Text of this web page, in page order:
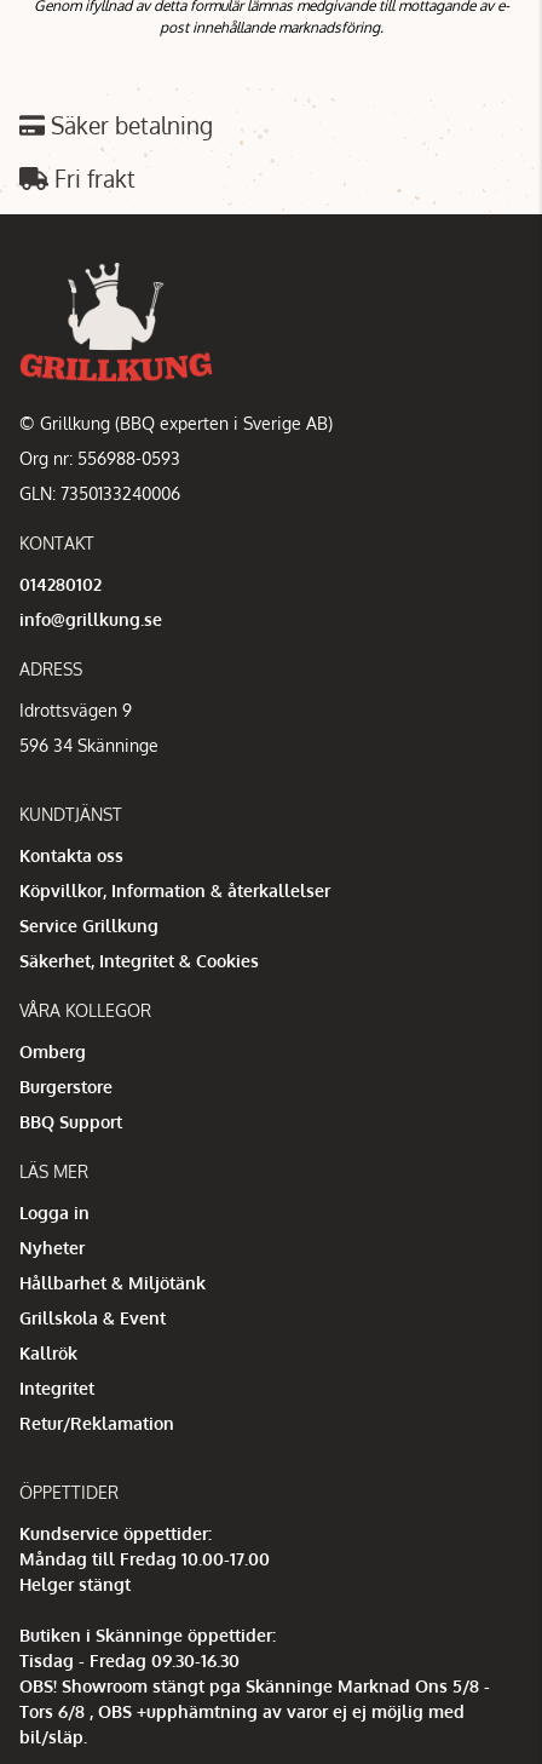
Genom ifyllnad av detta formulär lämnas medgivande till mottagande av e-
post innehållande marknadsföring.
Säker betalning
Fri frakt
© Grillkung (BBQ experten i Sverige AB)
Org nr: 556988-0593
GLN: 7350133240006
KONTAKT
014280102
info@grillkung.se
ADRESS
Idrottsvägen 9
596 34 Skänninge
KUNDTJÄNST
Kontakta oss
Köpvillkor, Information & återkallelser
Service Grillkung
Säkerhet, Integritet & Cookies
VÅRA KOLLEGOR
Omberg
Burgerstore
BBQ Support
LÄS MER
Logga in
Nyheter
Hållbarhet & Miljötänk
Grillskola & Event
Kallrök
Integritet
Retur/Reklamation
ÖPPETTIDER
Kundservice öppettider:
Måndag till Fredag 10.00-17.00
Helger stängt
Butiken i Skänninge öppettider:
Tisdag - Fredag 09.30-16.30
OBS! Showroom stängt pga Skänninge Marknad Ons 5/8 -
Tors 6/8 , OBS +upphämtning av varor ej ej möjlig med
bil/släp.